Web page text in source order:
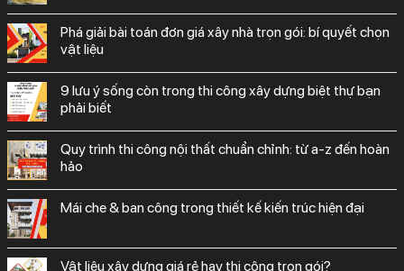
phá giải bài toán đơn giá xây nhà trọn gói: bí quyết chọn
vật liệu
9 lưu ý sống còn trong thi công xây dựng biệt thự bạn
phải biết
quy trình thi công nội thất chuẩn chỉnh: từ a-z đến hoàn
hảo
mái che & ban công trong thiết kế kiến trúc hiện đại
vật liệu xây dựng giá rẻ hay thi công trọn gói?